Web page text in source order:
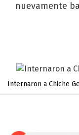
nuevamente
Internaron a Chiche